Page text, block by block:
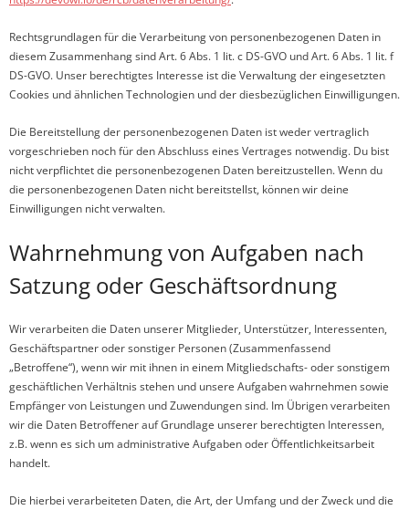
Rechtsgrundlagen für die Verarbeitung von personenbezogenen Daten in
diesem Zusammenhang sind Art. 6 Abs. 1 lit. c DS-GVO und Art. 6 Abs. 1 lit. f
DS-GVO. Unser berechtigtes Interesse ist die Verwaltung der eingesetzten
Cookies und ähnlichen Technologien und der diesbezüglichen Einwilligungen.
Die Bereitstellung der personenbezogenen Daten ist weder vertraglich
vorgeschrieben noch für den Abschluss eines Vertrages notwendig. Du bist
nicht verpflichtet die personenbezogenen Daten bereitzustellen. Wenn du
die personenbezogenen Daten nicht bereitstellst, können wir deine
Einwilligungen nicht verwalten.
Wahrnehmung von Aufgaben nach
Satzung oder Geschäftsordnung
Wir verarbeiten die Daten unserer Mitglieder, Unterstützer, Interessenten,
Geschäftspartner oder sonstiger Personen (Zusammenfassend
„Betroffene“), wenn wir mit ihnen in einem Mitgliedschafts- oder sonstigem
geschäftlichen Verhältnis stehen und unsere Aufgaben wahrnehmen sowie
Empfänger von Leistungen und Zuwendungen sind. Im Übrigen verarbeiten
wir die Daten Betroffener auf Grundlage unserer berechtigten Interessen,
z.B. wenn es sich um administrative Aufgaben oder Öffentlichkeitsarbeit
handelt.
Die hierbei verarbeiteten Daten, die Art, der Umfang und der Zweck und die